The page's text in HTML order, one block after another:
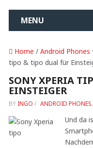
MENU
Home / Android Phones
tipo & tipo dual für
SONY XPERIA
EINSTEIGER
BY INGO / ANDROID PHONES,
Und da